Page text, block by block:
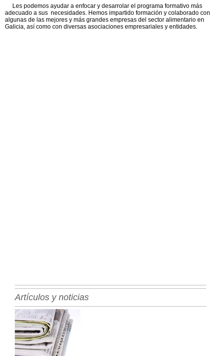
Les podemos ayudar a enfocar y desarrolar el programa formativo más
adecuado a sus necesidades. Hemos impartido formación y colaborado con
algunas de las mejores y más grandes empresas del sector alimentario en
Galicia, así como con diversas asociaciones empresariales y entidades.
Artículos y noticias